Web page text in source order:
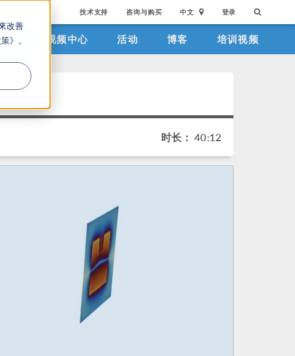
改善
》。
技术支持 咨询与购买 中文 登录
用 视频中心 活动 博客 培训视频
时长： 40:12